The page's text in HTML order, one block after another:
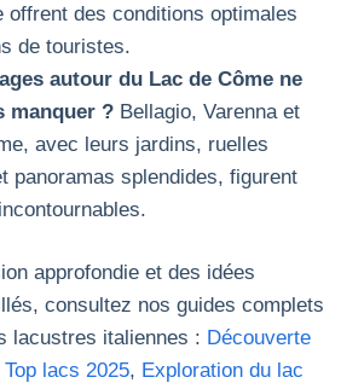
offrent des conditions optimales
de touristes.
autour du Lac de Côme ne
manquer ? Bellagio, Varenna et
avec leurs jardins, ruelles
panoramas splendides, figurent
approfondie et des idées
consultez nos guides complets
lacustres italiennes : Découverte
Top lacs 2025, Exploration du lac